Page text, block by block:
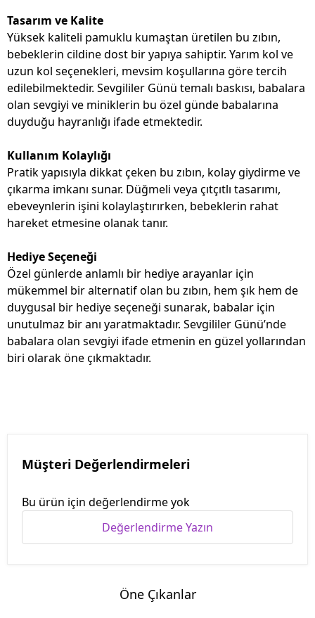
Tasarım ve Kalite
Yüksek kaliteli pamuklu kumaştan üretilen bu zıbın,
bebeklerin cildine dost bir yapıya sahiptir. Yarım kol ve
uzun kol seçenekleri, mevsim koşullarına göre tercih
edilebilmektedir. Sevgililer Günü temalı baskısı, babalara
olan sevgiyi ve miniklerin bu özel günde babalarına
duyduğu hayranlığı ifade etmektedir.
Kullanım Kolaylığı
Pratik yapısıyla dikkat çeken bu zıbın, kolay giydirme ve
çıkarma imkanı sunar. Düğmeli veya çıtçıtlı tasarımı,
ebeveynlerin işini kolaylaştırırken, bebeklerin rahat
hareket etmesine olanak tanır.
Hediye Seçeneği
Özel günlerde anlamlı bir hediye arayanlar için
mükemmel bir alternatif olan bu zıbın, hem şık hem de
duygusal bir hediye seçeneği sunarak, babalar için
unutulmaz bir anı yaratmaktadır. Sevgililer Günü’nde
babalara olan sevgiyi ifade etmenin en güzel yollarından
biri olarak öne çıkmaktadır.
Müşteri Değerlendirmeleri
Bu ürün için değerlendirme yok
Değerlendirme Yazın
Öne Çıkanlar